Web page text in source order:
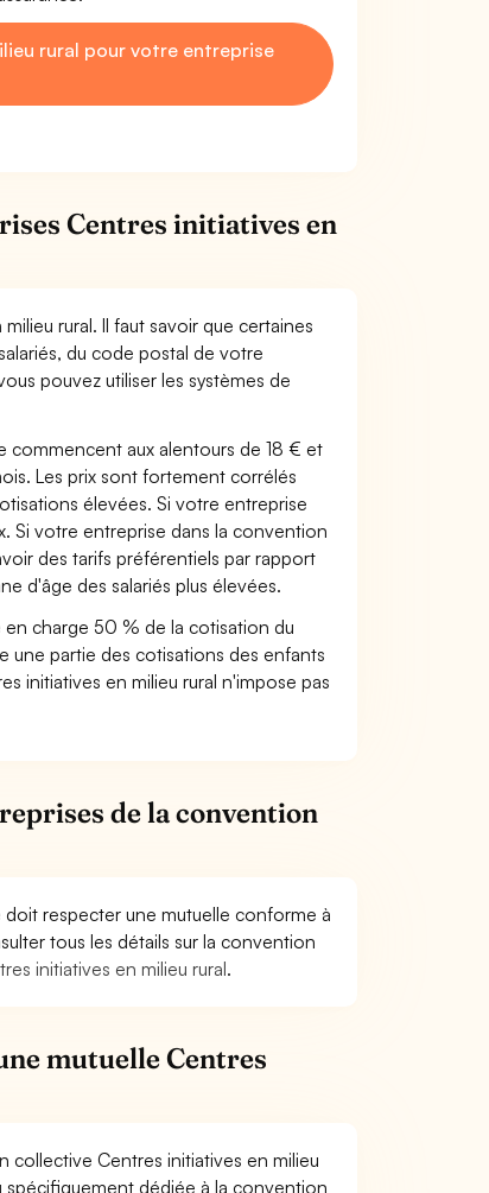
rural pour votre entreprise
Centres initiatives en
rural. Il faut savoir que certaines
du code postal de votre
pouvez utiliser les systèmes de
commencent aux alentours de 18 € et
Les prix sont fortement corrélés
élevées. Si votre entreprise
Si votre entreprise dans la convention
des tarifs préférentiels par rapport
d'âge des salariés plus élevées.
en charge 50 % de la cotisation du
une partie des cotisations des enfants
initiatives en milieu rural n'impose pas
de la convention
respecter une mutuelle conforme à
tous les détails sur la convention
initiatives en milieu rural.
mutuelle Centres
Centres initiatives en milieu
spécifiquement dédiée à la convention